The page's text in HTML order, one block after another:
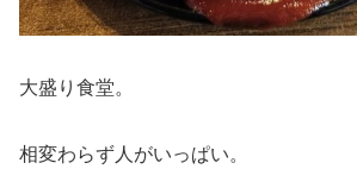
大盛り食堂。
相変わらず人がいっぱい。